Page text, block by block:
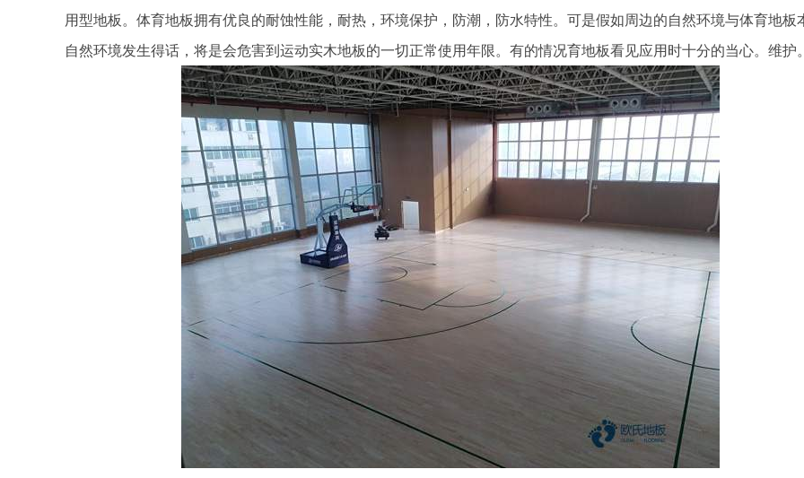
用型地板。体育地板拥有优良的耐蚀性能，耐热，环境保护，防潮，防水特性。可是假如周边的自然环境与体育地板
自然环境发生得话，将是会危害到运动实木地板的一切正常使用年限。有的情况育地板看见应用时十分的当心。维护。